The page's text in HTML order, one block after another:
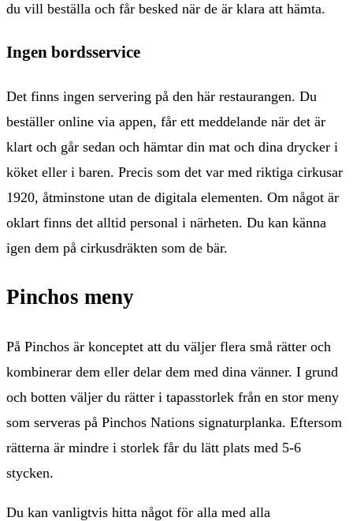
du vill beställa och får besked när de är klara att hämta.
Ingen bordsservice
Det finns ingen servering på den här restaurangen. Du
beställer online via appen, får ett meddelande när det är
klart och går sedan och hämtar din mat och dina drycker i
köket eller i baren. Precis som det var med riktiga cirkusar
1920, åtminstone utan de digitala elementen. Om något är
oklart finns det alltid personal i närheten. Du kan känna
igen dem på cirkusdräkten som de bär.
Pinchos meny
På Pinchos är konceptet att du väljer flera små rätter och
kombinerar dem eller delar dem med dina vänner. I grund
och botten väljer du rätter i tapasstorlek från en stor meny
som serveras på Pinchos Nations signaturplanka. Eftersom
rätterna är mindre i storlek får du lätt plats med 5-6
stycken.
Du kan vanligtvis hitta något för alla med alla